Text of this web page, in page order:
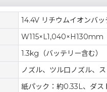
14.4V リチウムイオンバッ
W115×L1,040×H130mm
1.3kg（バッテリー含む）
ノズル、ツル口ノズル、
紙パック：約0.33L、ダス